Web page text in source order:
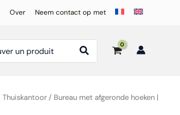
Over Neem contact op met
/ Bureau met afgeronde hoeken |